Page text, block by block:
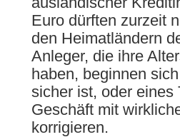
Euro dürften zurzeit
den Heimatländern
Anleger, die ihre
haben, beginnen
sicher ist, oder eines
Geschäft mit
korrigieren.